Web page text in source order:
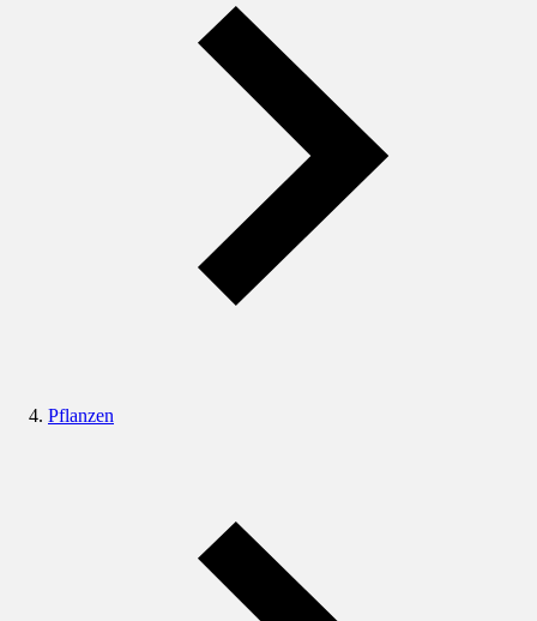
Pflanzen